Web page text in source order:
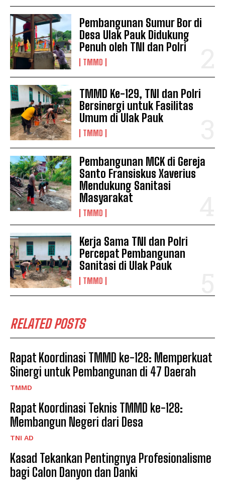
Pembangunan Sumur Bor di
Desa Ulak Pauk Didukung
Penuh oleh TNI dan Polri
TMMD
TMMD Ke-129, TNI dan Polri
Bersinergi untuk Fasilitas
Umum di Ulak Pauk
TMMD
Pembangunan MCK di Gereja
Santo Fransiskus Xaverius
Mendukung Sanitasi
Masyarakat
TMMD
Kerja Sama TNI dan Polri
Percepat Pembangunan
Sanitasi di Ulak Pauk
TMMD
RELATED POSTS
Rapat Koordinasi TMMD ke-128: Memperkuat
Sinergi untuk Pembangunan di 47 Daerah
TMMD
Rapat Koordinasi Teknis TMMD ke-128:
Membangun Negeri dari Desa
TNI AD
Kasad Tekankan Pentingnya Profesionalisme
bagi Calon Danyon dan Danki